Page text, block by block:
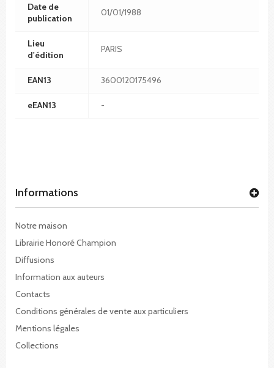
Date de
publication
01/01/1988
Lieu
d'édition
PARIS
EAN13 3600120175496
eEAN13 -
Informations
Notre maison
Librairie Honoré Champion
Diffusions
Information aux auteurs
Contacts
Conditions générales de vente aux particuliers
Mentions légales
Collections